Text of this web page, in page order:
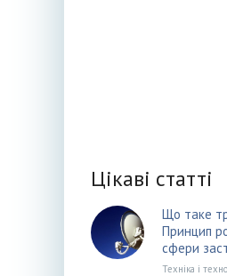
Цікаві статті
Що таке
Принцип
сфери
Техніка і